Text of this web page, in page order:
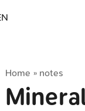
Home » notes